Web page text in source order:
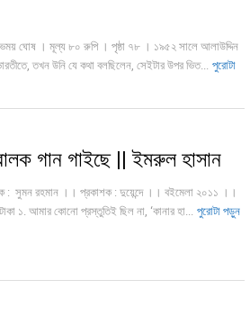
ঘোষ । মূল্য ৮০ রুপি । পৃষ্ঠা ৭৮ । ১৯৫২ সালে আলাউদ্দিন
তখন উনি যে কথা বলছিলেন, সেইটার উপর ভিত... পুরোটা
গান গাইছে || ইমরুল হাসান
: সুমন রহমান ।। প্রকাশক : দুয়েন্দে ।। বইমেলা ২০১১ ।।
১. আমার কোনো প্রস্তুতিই ছিল না, ‘কানার হা... পুরোটা পড়ুন